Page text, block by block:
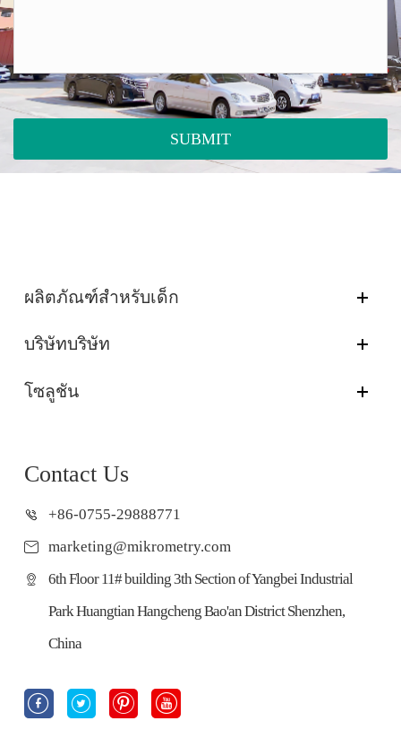
SUBMIT
ผลิตภัณฑ์สำหรับเด็ก
บริษัทบริษัท
โซลูชัน
Contact Us
+86-0755-29888771
marketing@mikrometry.com
6th Floor 11# building 3th Section of Yangbei Industrial
Park Huangtian Hangcheng Bao'an District Shenzhen,
China
   